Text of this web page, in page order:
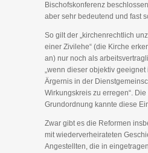
Bischofskonferenz
aber sehr bedeutend und fast
So gilt der „kirchenrechtlich
einer Zivilehe“ (die Kirche
an) nur noch als
„wenn dieser objektiv
Ärgernis in der
Wirkungskreis zu erregen“.
Grundordnung kannte diese
Zwar gibt es die Reformen
mit wiederverheirateten
Angestellten, die in